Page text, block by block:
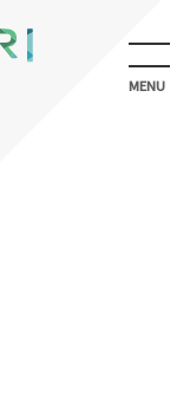
ニ
ュ
ー
MENU